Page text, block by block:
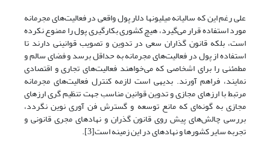
علی رغم این که سالیانه میلیونها دلار پول واقعی در فعالیت‌های مجرمانه
مورد استفاده قرار‌ می‌گیرد، هیچ کشوری بکارگیری پول را ممنوع نکرده
است، بلکه قانون گذاران سعی در تدوین و تصویب قوانینی دارند تا
استفاده از پول در فعالیت‌های مجرمانه به حداقل برسد و فضای سالم و
مطمئنی را برای اشخاصی که‌ می‌خواهند فعالیت‌های تجاری و اقتصادی
نمایند، فراهم آورند. بدیهی است لازمه کنترل فعالیت‌های مجرمانه
مرتبط با ارزهای مجازی و تدوین قوانین مناسب جهت تنظیم گری ارزهای
مجازی به گونه‌‌ای که مانع توسعه و گسترش فن آوری نوین نگردد،
بررسی چالش‌های پیش روی قانون گذران و نهادهای مجری قانونی و
تجربه سایر کشورها و نهادهای در این زمینه است[3].